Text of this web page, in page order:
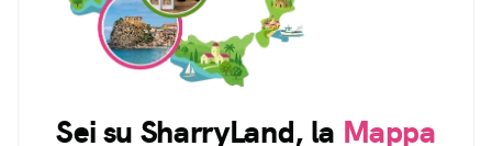
Sei su SharryLand, la Mappa